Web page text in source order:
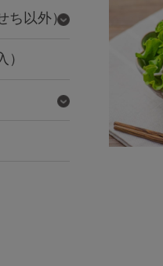
ち以外）